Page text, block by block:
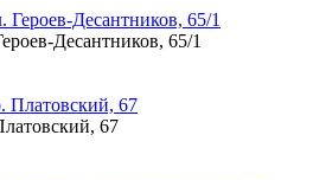
Десантников, 65/1
67